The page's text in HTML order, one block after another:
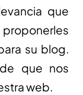
que
su blog.
que nos
web.